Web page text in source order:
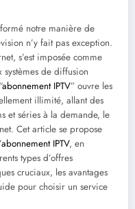
notre manière de
n’y fait pas exception.
s’est imposée comme
de diffusion
abonnement IPTV” ouvre les
illimité, allant des
et séries à la demande, le
Cet article se propose
abonnement IPTV, en
types d’offres
cruciaux, les avantages
pour choisir un service